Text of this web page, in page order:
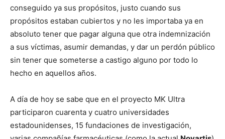
conseguido ya sus propósitos, justo cuando sus
propósitos estaban cubiertos y no les importaba ya en
absoluto tener que pagar alguna que otra indemnización
a sus víctimas, asumir demandas, y dar un perdón público
sin tener que someterse a castigo alguno por todo lo
hecho en aquellos años.
A día de hoy se sabe que en el proyecto MK Ultra
participaron cuarenta y cuatro universidades
estadounidenses, 15 fundaciones de investigación,